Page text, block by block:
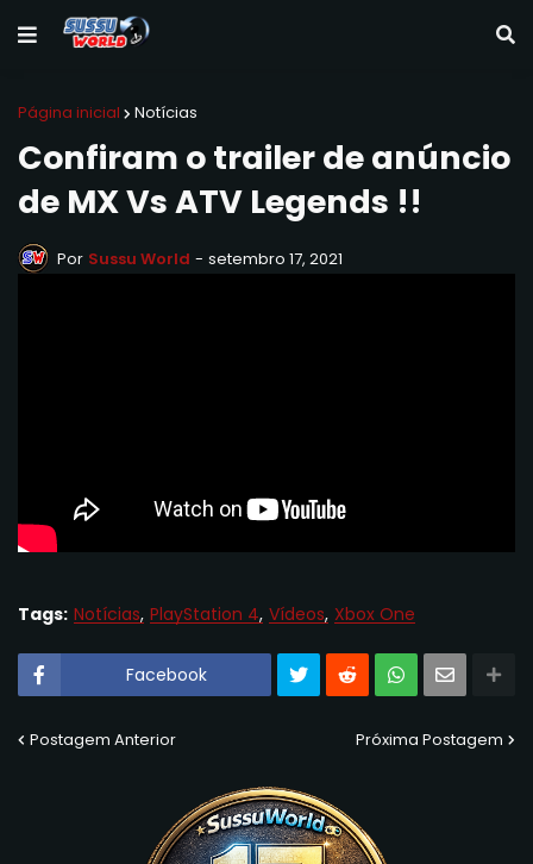
Página inicial Notícias
Confiram o trailer de anúncio
de MX Vs ATV Legends !!
Por Sussu World - setembro 17, 2021
Tags: Notícias PlayStation 4 Vídeos Xbox One
Facebook
Postagem Anterior Próxima Postagem